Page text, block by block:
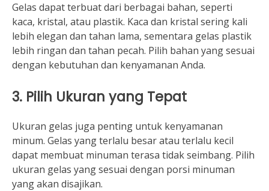
Gelas dapat terbuat dari berbagai bahan, seperti
kaca, kristal, atau plastik. Kaca dan kristal sering kali
lebih elegan dan tahan lama, sementara gelas plastik
lebih ringan dan tahan pecah. Pilih bahan yang sesuai
dengan kebutuhan dan kenyamanan Anda.
3. Pilih Ukuran yang Tepat
Ukuran gelas juga penting untuk kenyamanan
minum. Gelas yang terlalu besar atau terlalu kecil
dapat membuat minuman terasa tidak seimbang. Pilih
ukuran gelas yang sesuai dengan porsi minuman
yang akan disajikan.